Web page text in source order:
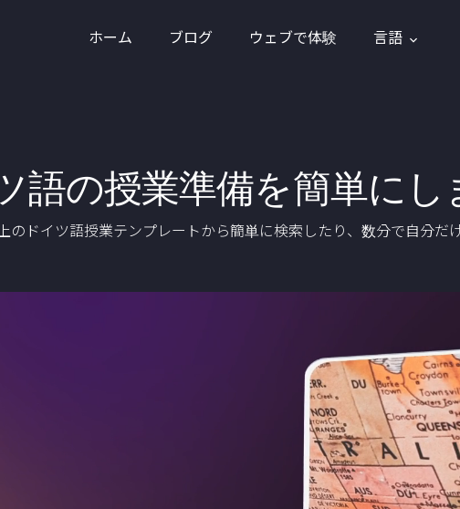
ホーム ブログ ウェブで体験 言語
語の授業準備を簡単にし
のドイツ語授業テンプレートから簡単に検索したり、数分で自分だ